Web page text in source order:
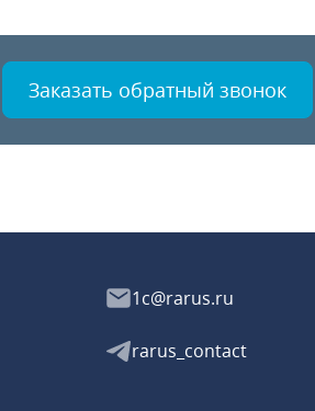
Заказать обратный звонок
1c@rarus.ru
rarus_contact